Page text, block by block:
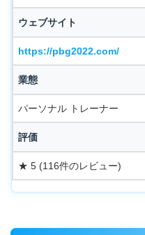
ウェブサイト
https://pbg2022.com/
業態
パーソナル トレーナー
評価
★ 5 (116件のレビュー)